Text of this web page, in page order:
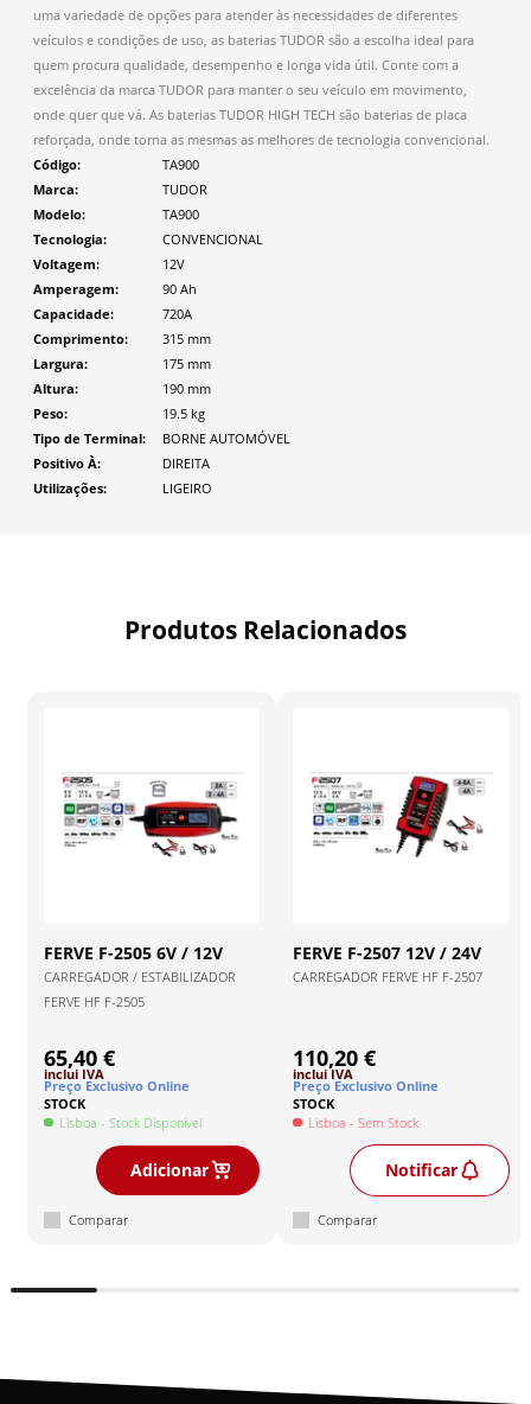
uma variedade de opções para atender às necessidades de diferentes
veículos e condições de uso, as baterias TUDOR são a escolha ideal para
quem procura qualidade, desempenho e longa vida útil. Conte com a
excelência da marca TUDOR para manter o seu veículo em movimento,
onde quer que vá. As baterias TUDOR HIGH TECH são baterias de placa
reforçada, onde torna as mesmas as melhores de tecnologia convencional.
Código
TA900
Marca
TUDOR
Modelo
TA900
Tecnologia
CONVENCIONAL
Voltagem
12V
Amperagem
90 Ah
Capacidade
720A
Comprimento
315 mm
Largura
175 mm
Altura
190 mm
Peso
19.5 kg
Tipo de Terminal
BORNE AUTOMÓVEL
Positivo À
DIREITA
Utilizações
LIGEIRO
Produtos Relacionados
FERVE F-2505 6V / 12V
CARREGADOR / ESTABILIZADOR
FERVE HF F-2505
65,40 €
inclui IVA
Preço Exclusivo Online
STOCK
Lisboa - Stock Disponível
Adicionar
Comparar
FERVE F-2507 12V / 24V
CARREGADOR FERVE HF F-2507
110,20 €
inclui IVA
Preço Exclusivo Online
STOCK
Lisboa - Sem Stock
Notificar
Comparar